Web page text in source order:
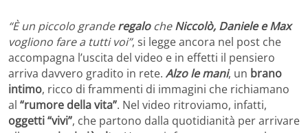
“È un piccolo granderegalocheNiccolò, Daniele e Max
vogliono fare a tutti voi”, si legge ancora nel post che
accompagna l’uscita del video e in effetti il pensiero
arriva davvero gradito in rete. Alzo le mani, un brano
intimo, ricco di frammenti di immagini che richiamano
al “rumore della vita”. Nel video ritroviamo, infatti,
oggetti “vivi”, che partono dalla quotidianità per arrivare